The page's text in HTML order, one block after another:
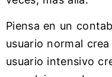
Piensa en un
usuario normal
usuario intensivo